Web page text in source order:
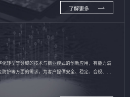
了解更多
转型等领域的技术与商业模式的创新应用，有能力满
护等方面的需求，为客户提供安全、稳定、合规、持